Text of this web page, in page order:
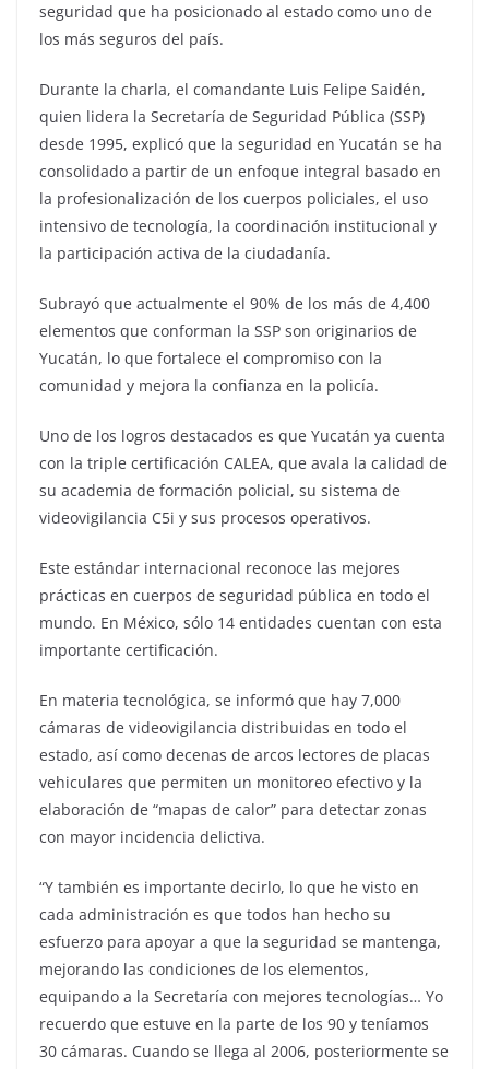
seguridad que ha posicionado al estado como uno de
los más seguros del país.
Durante la charla, el comandante Luis Felipe Saidén,
quien lidera la Secretaría de Seguridad Pública (SSP)
desde 1995, explicó que la seguridad en Yucatán se ha
consolidado a partir de un enfoque integral basado en
la profesionalización de los cuerpos policiales, el uso
intensivo de tecnología, la coordinación institucional y
la participación activa de la ciudadanía.
Subrayó que actualmente el 90% de los más de 4,400
elementos que conforman la SSP son originarios de
Yucatán, lo que fortalece el compromiso con la
comunidad y mejora la confianza en la policía.
Uno de los logros destacados es que Yucatán ya cuenta
con la triple certificación CALEA, que avala la calidad de
su academia de formación policial, su sistema de
videovigilancia C5i y sus procesos operativos.
Este estándar internacional reconoce las mejores
prácticas en cuerpos de seguridad pública en todo el
mundo. En México, sólo 14 entidades cuentan con esta
importante certificación.
En materia tecnológica, se informó que hay 7,000
cámaras de videovigilancia distribuidas en todo el
estado, así como decenas de arcos lectores de placas
vehiculares que permiten un monitoreo efectivo y la
elaboración de “mapas de calor” para detectar zonas
con mayor incidencia delictiva.
“Y también es importante decirlo, lo que he visto en
cada administración es que todos han hecho su
esfuerzo para apoyar a que la seguridad se mantenga,
mejorando las condiciones de los elementos,
equipando a la Secretaría con mejores tecnologías… Yo
recuerdo que estuve en la parte de los 90 y teníamos
30 cámaras. Cuando se llega al 2006, posteriormente se